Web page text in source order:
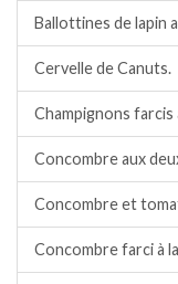
Ballottines de lapin
Cervelle de Canuts.
Champignons
Concombre aux
Concombre et
Concombre farci à